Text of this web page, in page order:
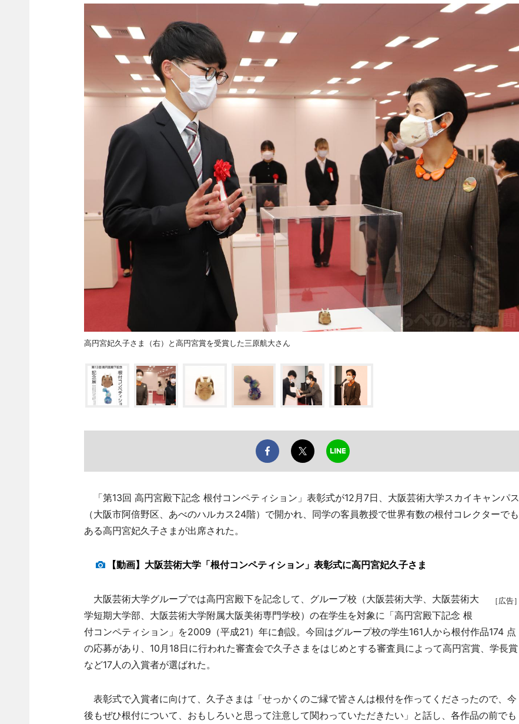
高円宮妃久子さま（右）と高円宮賞を受賞した三原航大さん
「第13回 高円宮殿下記念 根付コンペティション」表彰式が12月7日、大阪芸術大学スカイキャンパス
（大阪市阿倍野区、あべのハルカス24階）で開かれ、同学の客員教授で世界有数の根付コレクターでも
ある高円宮妃久子さまが出席された。
【動画】大阪芸術大学「根付コンペティション」表彰式に高円宮妃久子さま
［広告］
大阪芸術大学グループでは高円宮殿下を記念して、グループ校（大阪芸術大学、大阪芸術大
学短期大学部、大阪芸術大学附属大阪美術専門学校）の在学生を対象に「高円宮殿下記念 根
付コンペティション」を2009（平成21）年に創設。今回はグループ校の学生161人から根付作品174 点
の応募があり、10月18日に行われた審査会で久子さまをはじめとする審査員によって高円宮賞、学長賞
など17人の入賞者が選ばれた。
表彰式で入賞者に向けて、久子さまは「せっかくのご縁で皆さんは根付を作ってくださったので、今
後もぜひ根付について、おもしろいと思って注意して関わっていただきたい」と話し、各作品の前でも